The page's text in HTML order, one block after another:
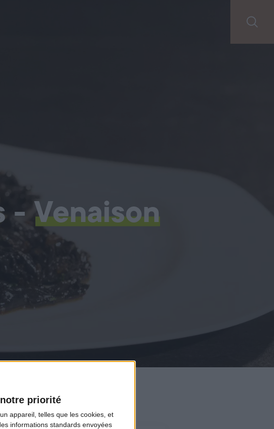
priorité
appareil, telles que les cookies, et
informations standards envoyées
- Venaison